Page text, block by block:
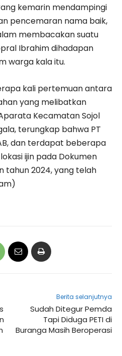
kemarin mendampingi
pencemaran nama baik,
membacakan suatu
Ibrahim dihadapan
warga kala itu.
kali pertemuan antara
yang melibatkan
Kecamatan Sojol
terungkap bahwa PT
dan terdapat beberapa
ijin pada Dokumen
tahun 2024, yang telah
Berita selanjutnya
Sudah Ditegur Pemda
Tapi Diduga PETI di
Buranga Masih Beroperasi